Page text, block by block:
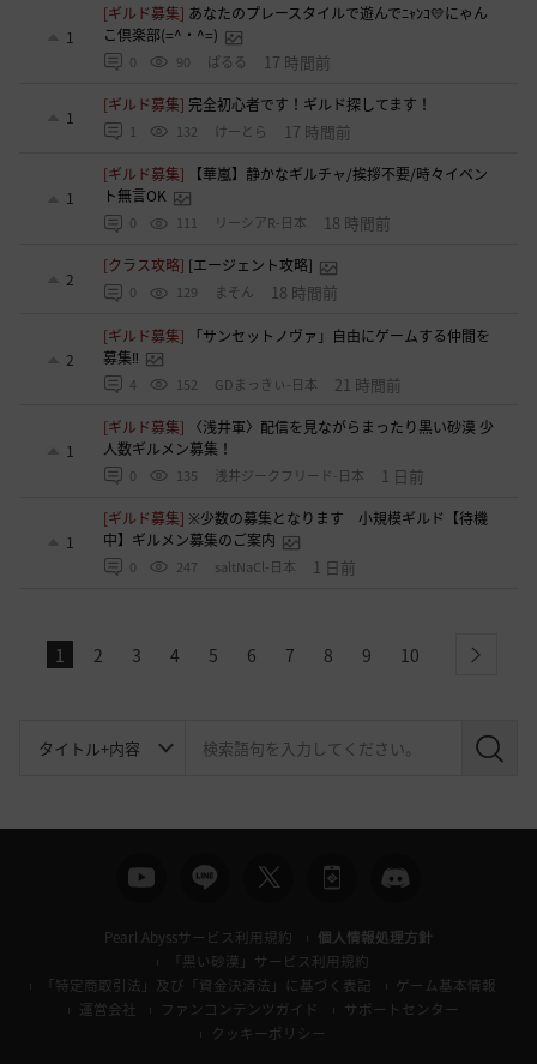
1
[ギルド募集] あなたのプレースタイルで遊んでﾆｬﾝｺ💛にゃん
こ倶楽部(=^・^=)
0 90 ぱるる 17 時間前
1
[ギルド募集] 完全初心者です！ギルド探してます！
1 132 けーとら 17 時間前
1
[ギルド募集]
【華嵐】静かなギルチャ/挨拶不要/時々イベン
ト無言OK
0 111 リーシアR-日本 18 時間前
2
[クラス攻略] [エージェント攻略]
0 129 まそん 18 時間前
2
[ギルド募集]
「サンセットノヴァ」自由にゲームする仲間を
募集‼️
4 152 GDまっきぃ-日本 21 時間前
1
[ギルド募集]
〈浅井軍〉配信を見ながらまったり黒い砂漠 少
人数ギルメン募集！
0 135 浅井ジークフリード-日本 1 日前
1
[ギルド募集] ※少数の募集となります 小規模ギルド【待機
中】ギルメン募集のご案内
0 247 saltNaCl-日本 1 日前
1 2 3 4 5 6 7 8 9 10 next
検
Pearl Abyssサービス利用規約
個人情報処理方針
「黒い砂漠」サービス利用規約
「特定商取引法」及び「資金決済法」に基づく表記
ゲーム基本情報
運営会社
ファンコンテンツガイド
サポートセンター
クッキーポリシー